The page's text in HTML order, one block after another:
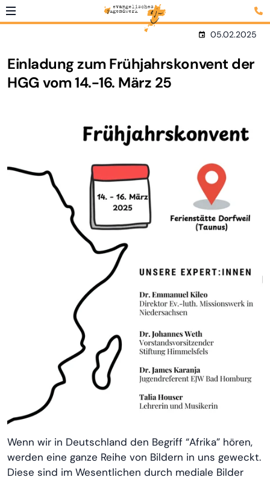
05.02.2025
Einladung zum Frühjahrskonvent der
HGG vom 14.-16. März 25
Wenn wir in Deutschland den Begriff “Afrika” hören,
werden eine ganze Reihe von Bildern in uns geweckt.
Diese sind im Wesentlichen durch mediale Bilder